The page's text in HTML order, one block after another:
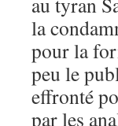
la
pour la
peu le
effronté
par les